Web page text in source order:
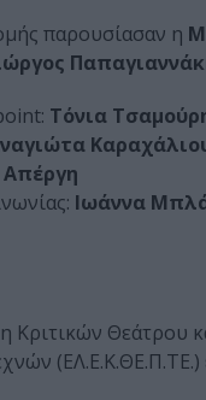
παρουσίασαν η
Τόνια
Ιωάννα
Κριτικών Θεάτρου
(ΕΛ.Ε.Κ.ΘΕ.Π.ΤΕ.)